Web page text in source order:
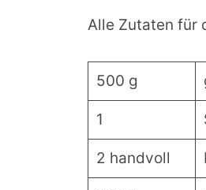
Alle Zutaten für
500 g
1
2 handvoll